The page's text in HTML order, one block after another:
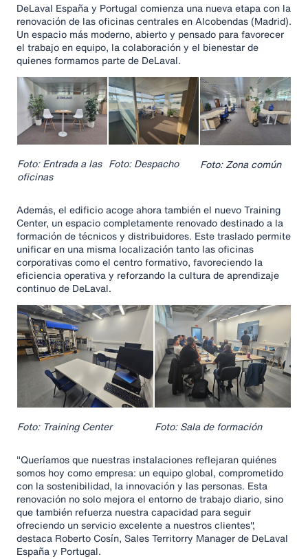
DeLaval España y Portugal comienza una nueva etapa con la
renovación de las oficinas centrales en Alcobendas (Madrid).
Un espacio más moderno, abierto y pensado para favorecer
el trabajo en equipo, la colaboración y el bienestar de
quienes formamos parte de DeLaval.
Foto: Entrada a las
oficinas
Foto: Despacho Foto: Zona común
Además, el edificio acoge ahora también el nuevo Training
Center, un espacio completamente renovado destinado a la
formación de técnicos y distribuidores. Este traslado permite
unificar en una misma localización tanto las oficinas
corporativas como el centro formativo, favoreciendo la
eficiencia operativa y reforzando la cultura de aprendizaje
continuo de DeLaval.
Foto: Training Center Foto: Sala de formación
"Queríamos que nuestras instalaciones reflejaran quiénes
somos hoy como empresa: un equipo global, comprometido
con la sostenibilidad, la innovación y las personas. Esta
renovación no solo mejora el entorno de trabajo diario, sino
que también refuerza nuestra capacidad para seguir
ofreciendo un servicio excelente a nuestros clientes",
destaca Roberto Cosín, Sales Territorry Manager de DeLaval
España y Portugal.